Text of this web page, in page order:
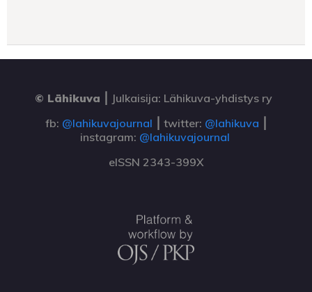
© Lähikuva
Julkaisija: Lähikuva-yhdistys ry
fb: @lahikuvajournal ⎮ twitter: @lahikuva
instagram: @lahikuvajournal
eISSN 2343-399X